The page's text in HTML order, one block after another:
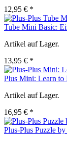
12,95 € *
Tube Mini Basic:
Artikel auf Lager.
13,95 € *
Plus Mini: Learn to
Artikel auf Lager.
16,95 € *
Plus-Plus Puzzle